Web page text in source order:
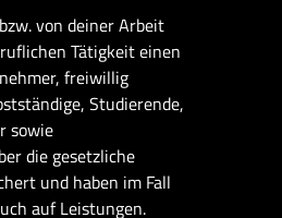
von deiner Arbeit
Tätigkeit einen
freiwillig
Studierende,
sowie
die gesetzliche
und haben im Fall
auf Leistungen.